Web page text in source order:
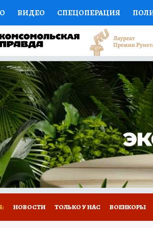
ВИДЕО СПЕЦОПЕРАЦИЯ
НАУКА СПОРТ
ЭКСПЕРТОВ ДОКТОР
ПОЛКА ПРОГНОЗЫ НА СПОРТ
ЦЕНТР НЕДВИЖИМОСТЬ
КП РЕКЛАМА ТЕСТЫ НОВОЕ
НОВОСТИ ТОЛЬКО У НАС ВОЕНКОРЫ